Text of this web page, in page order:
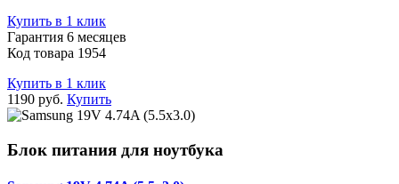
Купить в 1 клик
Гарантия 6 месяцев
Код товара 1954
Купить в 1 клик
1190 руб. Купить
Блок питания для ноутбука